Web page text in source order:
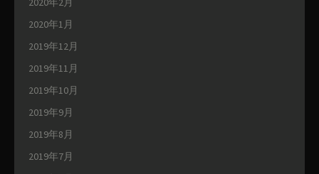
2020年1月
2019年12月
2019年11月
2019年10月
2019年9月
2019年8月
2019年7月